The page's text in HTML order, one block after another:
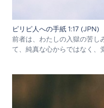
ピリピ人への手紙 1:17 (JPN)
前者は、わたしの入獄の苦し
て、純真な心からではなく、